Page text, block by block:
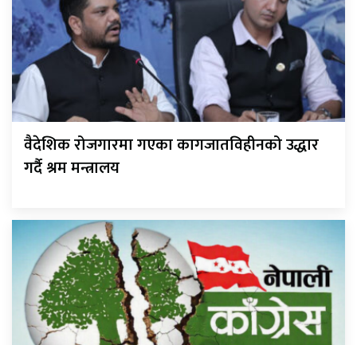
वैदेशिक रोजगारमा गएका कागजातविहीनको उद्धार
गर्दै श्रम मन्त्रालय